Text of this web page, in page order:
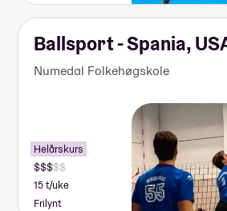
Ballsport - Spania,
Numedal Folkehøgskole
Helårskurs
15 t/uke
Frilynt